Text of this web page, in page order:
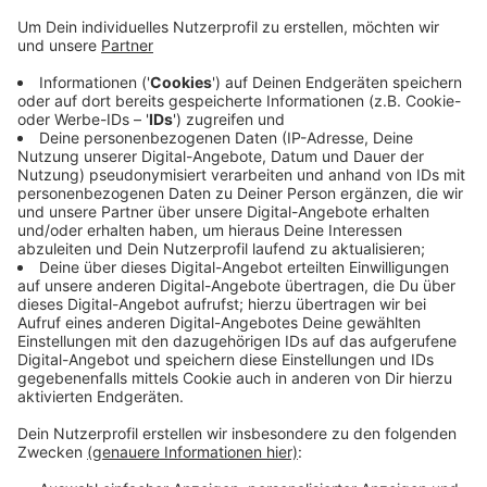
Anzeige
Das Verbot könne aufgehoben und durch einen Appell
ersetzt werden, sagte ein Sprecher nach Kritik des
Nimweger Bürgermeisters Bruls und des
niederländischen Ausschusses für Menschenrechte.
Das beschlossene Teilnahmeverbot treffe nicht das
Regime in Moskau, sondern Einzelpersonen, heißt es
von den Organisatoren selbstkritisch. In den letzten
Jahren hat es offenbar nur wenige Teilnehmer aus
Russland gegeben. Aus Belarus war niemand am Start.
Anzeige